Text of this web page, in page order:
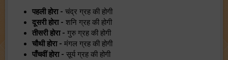
पहली होरा - चंद्र ग्रह की होगी
दूसरी होरा - शनि ग्रह की होगी
तीसरी होरा - गुरु ग्रह की होगी
चौथी होरा - मंगल ग्रह की होगी
पाँचवीं होरा - सूर्य ग्रह की होगी